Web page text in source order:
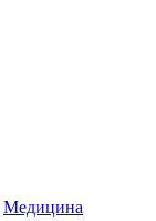
Медицина